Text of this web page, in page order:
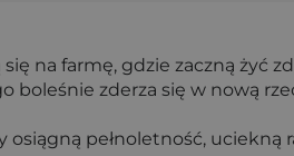
na farmę, gdzie zaczną żyć
boleśnie zderza się w nową
pełnoletność, uciekną